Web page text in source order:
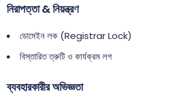
নিরাপত্তা & নিয়ন্ত্রণ
ডোমেইন লক (Registrar Lock)
বিস্তারিত ত্রুটি ও কার্যক্রম লগ
ব্যবহারকারীর অভিজ্ঞতা